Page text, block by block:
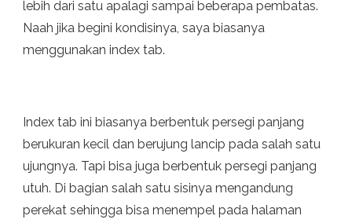
lebih dari satu apalagi sampai beberapa pembatas.
Naah jika begini kondisinya, saya biasanya
menggunakan index tab.
Index tab ini biasanya berbentuk persegi panjang
berukuran kecil dan berujung lancip pada salah satu
ujungnya. Tapi bisa juga berbentuk persegi panjang
utuh. Di bagian salah satu sisinya mengandung
perekat sehingga bisa menempel pada halaman